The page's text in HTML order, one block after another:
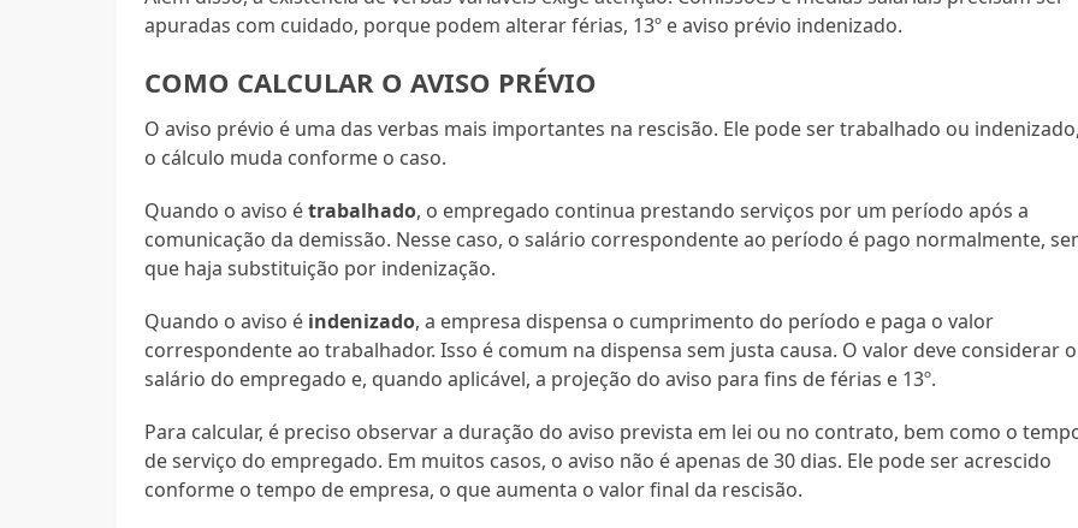
apuradas com cuidado, porque podem alterar férias, 13º e aviso prévio indenizado.
COMO CALCULAR O AVISO PRÉVIO
O aviso prévio é uma das verbas mais importantes na rescisão. Ele pode ser trabalhado ou
o cálculo muda conforme o caso.
Quando o aviso étrabalhado, o empregado continua prestando serviços por um período após a
comunicação da demissão. Nesse caso, o salário correspondente ao período é pago normalmente,
que haja substituição por indenização.
Quando o aviso é indenizado, a empresa dispensa o cumprimento do período e paga o valor
correspondente ao trabalhador. Isso é comum na dispensa sem justa causa. O valor deve considerar o
salário do empregado e, quando aplicável, a projeção do aviso para fins de férias e 13º.
Para calcular, é preciso observar a duração do aviso prevista em lei ou no contrato, bem como o
de serviço do empregado. Em muitos casos, o aviso não é apenas de 30 dias. Ele pode ser acrescido
conforme o tempo de empresa, o que aumenta o valor final da rescisão.